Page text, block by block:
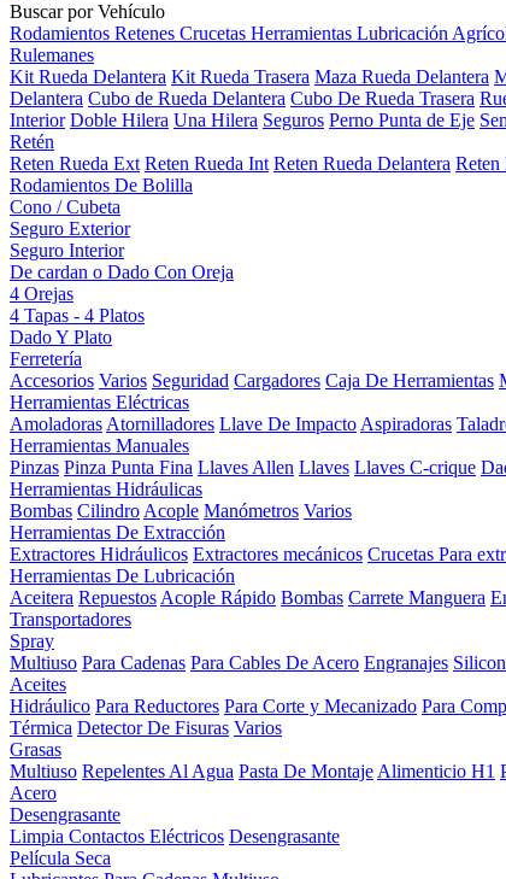
Buscar por Vehículo
Rodamientos Retenes Crucetas Herramientas Lubricación
Rulemanes
Kit Rueda Delantera Kit Rueda Trasera Maza Rueda Delantera
Delantera Cubo de Rueda Delantera Cubo De Rueda Trasera
Interior Doble Hilera Una Hilera Seguros Perno Punta de Eje
Retén
Reten Rueda Ext Reten Rueda Int Reten Rueda Delantera Reten
Rodamientos De Bolilla
Cono / Cubeta
Seguro Exterior
Seguro Interior
De cardan o Dado Con Oreja
4 Orejas
4 Tapas - 4 Platos
Dado Y Plato
Ferretería
Accesorios Varios Seguridad Cargadores Caja De Herramientas
Herramientas Eléctricas
Amoladoras Atornilladores Llave De Impacto Aspiradoras
Herramientas Manuales
Pinzas Pinza Punta Fina Llaves Allen Llaves Llaves C-crique
Herramientas Hidráulicas
Bombas Cilindro Acople Manómetros Varios
Herramientas De Extracción
Extractores Hidráulicos Extractores mecánicos Crucetas Para
Herramientas De Lubricación
Aceitera Repuestos Acople Rápido Bombas Carrete Manguera
Transportadores
Spray
Multiuso Para Cadenas Para Cables De Acero Engranajes
Aceites
Hidráulico Para Reductores Para Corte y Mecanizado Para
Térmica Detector De Fisuras Varios
Grasas
Multiuso Repelentes Al Agua Pasta De Montaje Alimenticio H1
Acero
Desengrasante
Limpia Contactos Eléctricos Desengrasante
Película Seca